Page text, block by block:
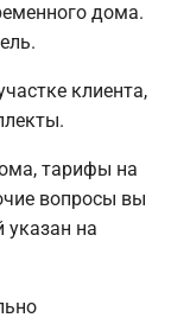
дома.
клиента,
тарифы на
вопросы вы
указан на